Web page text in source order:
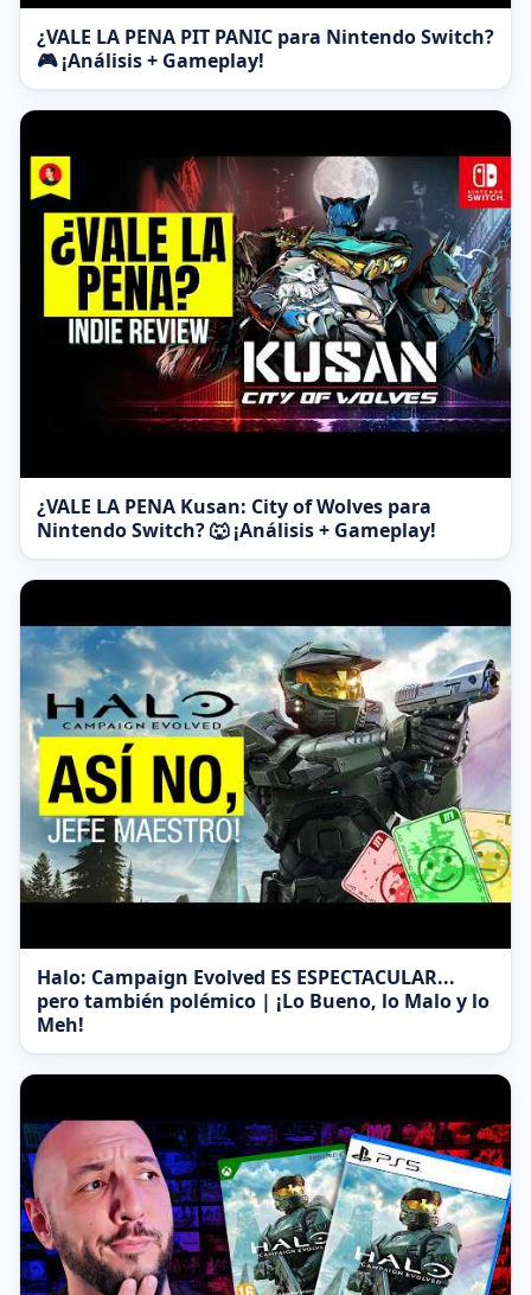
¿VALE LA PENA PIT PANIC para Nintendo Switch?
🎮 ¡Análisis + Gameplay!
¿VALE LA PENA Kusan: City of Wolves para
Nintendo Switch? 🐺 ¡Análisis + Gameplay!
Halo: Campaign Evolved ES ESPECTACULAR...
pero también polémico | ¡Lo Bueno, lo Malo y lo
Meh!